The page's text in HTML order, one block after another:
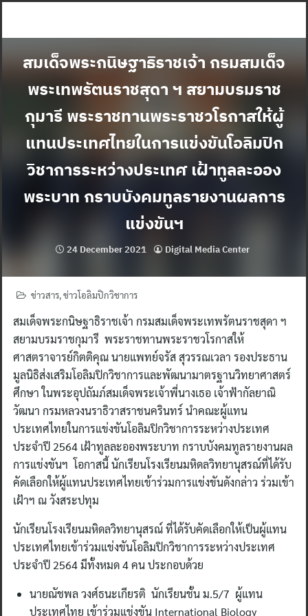
สมเด็จพระกนิษฐาธิราชเจ้า กรมสมเด็จ
พระเทพรัตนราชสุดา ฯ สยามบรมราช
กุมารี พระราชทานพระราชวโรกาสให้ผู้
แทนประเทศไทยในการแข่งขันโอลิมปิก
วิชาการระหว่างประเทศ เฝ้าทูลละออง
พระบาท กราบบังคมทูลรายงานผลการ
แข่งขันฯ
24 December 2021 Digital Media Center
ข่าวสาร,ข่าวโอลิมปิกวิชาการ
สมเด็จพระกนิษฐาธิราชเจ้า กรมสมเด็จพระเทพรัตนราชสุดา ฯ
สยามบรมราชกุมารี พระราชทานพระราชวโรกาสให้
ศาสตราจารย์กิตติคุณ นายแพทย์จรัส สุวรรณเวลา รองประธาน
มูลนิธิส่งเสริมโอลิมปิกวิชาการและพัฒนามาตรฐานวิทยาศาสตร์
ศึกษา ในพระอุปถัมภ์สมเด็จพระเจ้าพี่นางเธอ เจ้าฟ้ากัลยาณิ
วัฒนา กรมหลวงนราธิวาสราชนครินทร์ นำคณะผู้แทน
ประเทศไทยในการแข่งขันโอลิมปิกวิชาการระหว่างประเทศ
ประจำปี 2564 เฝ้าทูลละอองพระบาท กราบบังคมทูลรายงานผล
การแข่งขันฯ โอกาสนี้ นักเรียนโรงเรียนมหิดลวิทยานุสรณ์ที่ได้รับ
คัดเลือกให้ผู้แทนประเทศไทยเข้าร่วมการแข่งขันดังกล่าว ร่วมเข้า
เฝ้าฯ ณ วังสระปทุม
นักเรียนโรงเรียนมหิดลวิทยานุสรณ์ ที่ได้รับคัดเลือกให้เป็นผู้แทน
ประเทศไทยเข้าร่วมแข่งขันโอลิมปิกวิชาการระหว่างประเทศ
ประจำปี 2564 มีทั้งหมด 4 คน ประกอบด้วย
นายณัชพล วงศ์ธนะเกียรติ นักเรียนชั้น ม.5/7 ผู้แทน
ประเทศไทย เข้าร่วมแข่งขัน International Biology